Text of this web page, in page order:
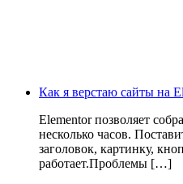
Как я верстаю сайты на
Elementor позволяет
несколько часов.
заголовок, картинку,
работает.Проблемы […]